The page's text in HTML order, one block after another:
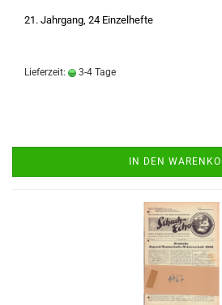
21. Jahrgang, 24 Einzelhefte
Lieferzeit: 3-4 Tage
IN DEN